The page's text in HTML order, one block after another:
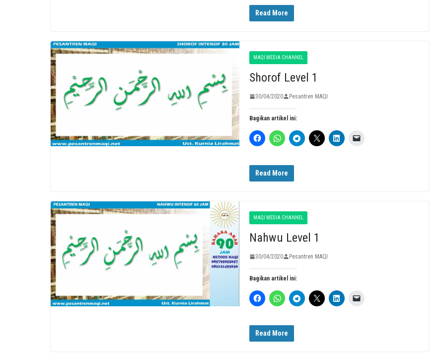
Read More
MAQI MEDIA CHANNEL
Shorof Level 1
30/04/2020 Pesantren MAQI
Bagikan artikel ini:
Read More
MAQI MEDIA CHANNEL
Nahwu Level 1
30/04/2020 Pesantren MAQI
Bagikan artikel ini:
Read More